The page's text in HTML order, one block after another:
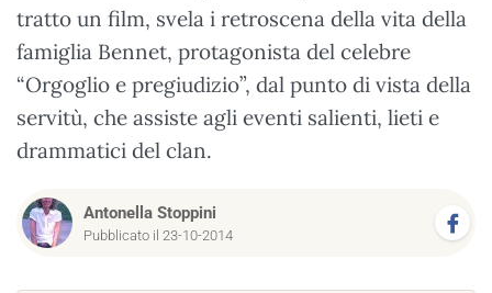
tratto un film, svela i retroscena della vita della
famiglia Bennet, protagonista del celebre
“Orgoglio e pregiudizio”, dal punto di vista della
servitù, che assiste agli eventi salienti, lieti e
drammatici del clan.
Antonella Stoppini
Pubblicato il 23-10-2014